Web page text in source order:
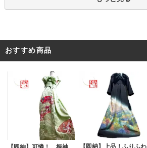
おすすめ商品
【即納】上品！ふりふわ